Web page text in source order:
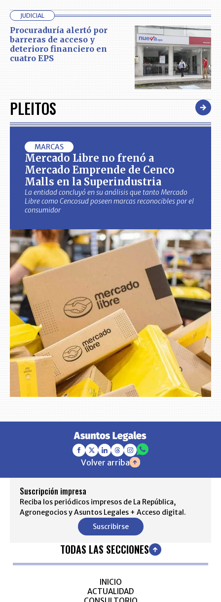
JUDICIAL
Procuraduría alertó por
barreras de acceso y
deterioro financiero en
cuatro EPS
PLEITOS
MARCAS
Mercado Libre no frenó a
Mercado Emprende de Cenco
Malls en la Superindustria
La entidad concluyó en su análisis que tanto Mercado
Libre como Cencosud poseen marcas reconocibles por el
consumidor
Volver arriba
Suscripción impresa
Reciba los periódicos impresos de La República,
Agronegocios y Asuntos Legales + Acceso digital.
Suscribirse
TODAS LAS SECCIONES
INICIO
ACTUALIDAD